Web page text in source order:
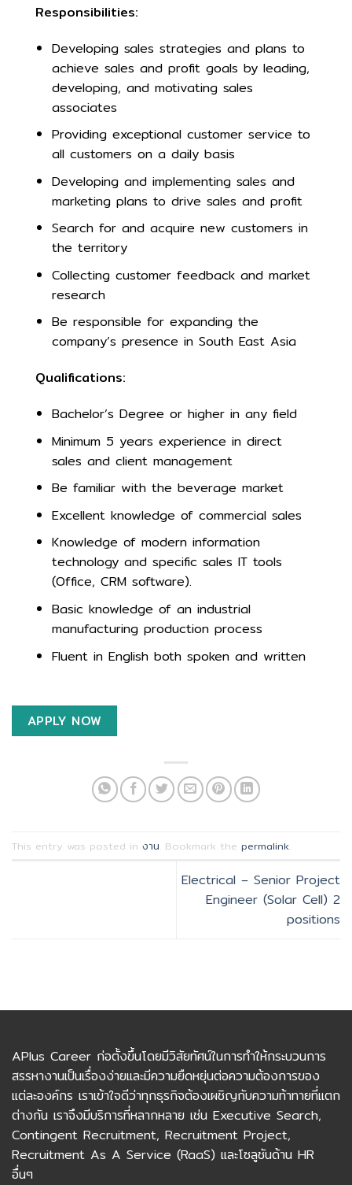
Responsibilities:
Developing sales strategies and plans to
achieve sales and profit goals by leading,
developing, and motivating sales
associates
Providing exceptional customer service to
all customers on a daily basis
Developing and implementing sales and
marketing plans to drive sales and profit
Search for and acquire new customers in
the territory
Collecting customer feedback and market
research
Be responsible for expanding the
company’s presence in South East Asia
Qualifications:
Bachelor’s Degree or higher in any field
Minimum 5 years experience in direct
sales and client management
Be familiar with the beverage market
Excellent knowledge of commercial sales
Knowledge of modern information
technology and specific sales IT tools
(Office, CRM software).
Basic knowledge of an industrial
manufacturing production process
Fluent in English both spoken and written
APPLY NOW
This entry was posted in งาน. Bookmark the permalink.
Electrical – Senior Project
Engineer (Solar Cell) 2
positions
APlus Career ก่อตั้งขึ้นโดยมีวิสัยทัศน์ในการทำให้กระบวนการ
สรรหางานเป็นเรื่องง่ายและมีความยืดหยุ่นต่อความต้องการของ
แต่ละองค์กร เราเข้าใจดีว่าทุกธุรกิจต้องเผชิญกับความท้าทายที่แตก
ต่างกัน เราจึงมีบริการที่หลากหลาย เช่น Executive Search,
Contingent Recruitment, Recruitment Project,
Recruitment As A Service (RaaS) และโซลูชันด้าน HR
อื่นๆ